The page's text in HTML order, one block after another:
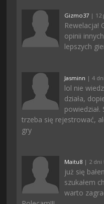
Gizmo37 | 12
Rewelacja!
opinii
lepszych
Jasminn | 4
lol nie
działa,
powiedział.
trzeba się rejestrować,
gry
Maitu8 | 2 dni
już się
szukałem
warto